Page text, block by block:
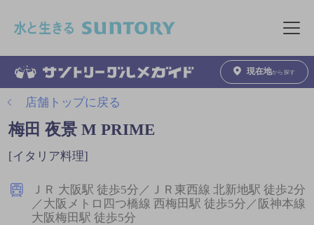
メニュ
現在地から探す
店舗トップに戻る
梅田 夜景 M PRIME
[イタリア料理]
ＪＲ 大阪駅 徒歩5分／ＪＲ東西線 北新地駅 徒歩2分
／大阪メトロ四つ橋線 西梅田駅 徒歩5分／阪神本線
大阪梅田駅 徒歩5分